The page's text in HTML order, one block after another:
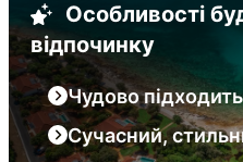
Особливості
відпочинку
Чудово
Сучасний,